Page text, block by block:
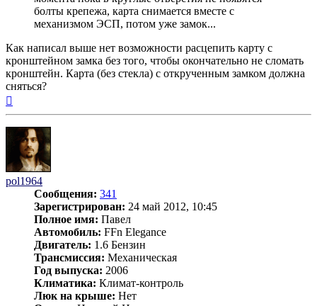
болты крепежа, карта снимается вместе с
механизмом ЭСП, потом уже замок...
Как написал выше нет возможности расцепить карту с
кронштейном замка без того, чтобы окончательно не сломать
кронштейн. Карта (без стекла) с открученным замком должна
сняться?
pol1964
Сообщения: 341
Зарегистрирован: 24 май 2012, 10:45
Полное имя: Павел
Автомобиль: FFn Elegance
Двигатель: 1.6 Бензин
Трансмиссия: Механическая
Год выпуска: 2006
Климатика: Климат-контроль
Люк на крыше: Нет